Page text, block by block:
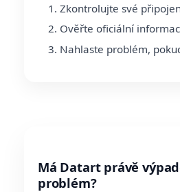
Zkontrolujte své
Ověřte oficiální
Nahlaste problém,
Má Datart právě
problém?